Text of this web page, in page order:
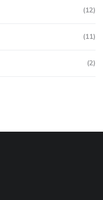
(12)
(11)
(2)